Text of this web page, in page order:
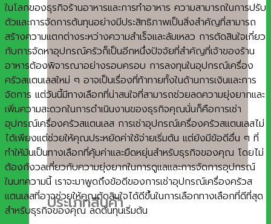
ประเภทสินค้า
ในโลกของธุรกิจร้านอาหารและการทำอาหาร ความสามารถในการปรับ
ตัวและการจัดการต้นทุนอย่างมีประสิทธิภาพเป็นสิ่งสำคัญที่สามารถ
สร้างความแตกต่างระหว่างความสำเร็จและล้มเหลว การตัดสินใจเกี่ยว
กับการจัดหาอุปกรณ์ครัวก็เป็นอีกหนึ่งปัจจัยที่สำคัญที่เจ้าของร้าน
อาหารต้องพิจารณาอย่างรอบครอบ การลงทุนในอุปกรณ์เครื่อง
ครัวสแตนเลสใหม่ ๆ อาจเป็นเรื่องที่ท้าทายทั้งในด้านการเงินและการ
จัดการ แต่วันนี้มีทางเลือกที่น่าสนใจที่สามารถช่วยลดความยุ่งยากและ
เพิ่มความสะดวกในการดำเนินงานของธุรกิจคุณนั่นก็คือการเช่า
อุปกรณ์เครื่องครัวสแตนเลส การเช่าอุปกรณ์เครื่องครัวสแตนเลสไม่
ได้เพียงแต่ช่วยให้คุณประหยัดค่าใช้จ่ายเริ่มต้น แต่ยังมีข้อดีอื่น ๆ ที่
ทำให้มันเป็นทางเลือกที่คุ้มค่าและยืดหยุ่นสำหรับธุรกิจของคุณ โดยไม่
ต้องกังวลเกี่ยวกับความยุ่งยากในการดูแลและการจัดการอุปกรณ์
ในบทความนี้ เราจะมาพูดถึงข้อดีของการเช่าอุปกรณ์เครื่องครัวส
แตนเลสที่อาจช่วยให้คุณตัดสินใจได้ดีขึ้นในการเลือกทางเลือกที่ดีที่สุด
สำหรับธุรกิจของคุณ ลดต้นทุนเริ่มต้น